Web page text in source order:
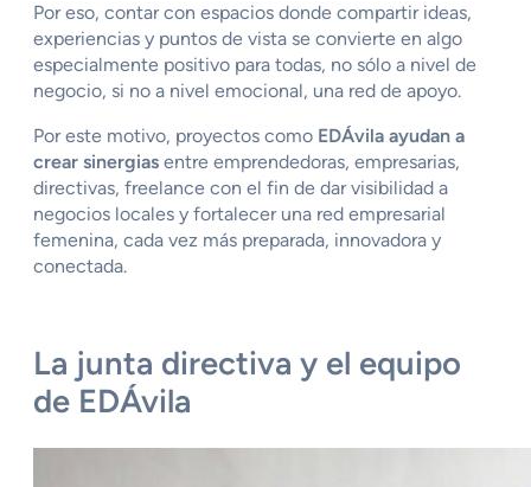
Por eso, contar con espacios donde compartir ideas,
experiencias y puntos de vista se convierte en algo
especialmente positivo para todas, no sólo a nivel de
negocio, si no a nivel emocional, una red de apoyo.
Por este motivo, proyectos como EDÁvila ayudan a
crear sinergias entre emprendedoras, empresarias,
directivas, freelance con el fin de dar visibilidad a
negocios locales y fortalecer una red empresarial
femenina, cada vez más preparada, innovadora y
conectada.
La junta directiva y el equipo
de EDÁvila